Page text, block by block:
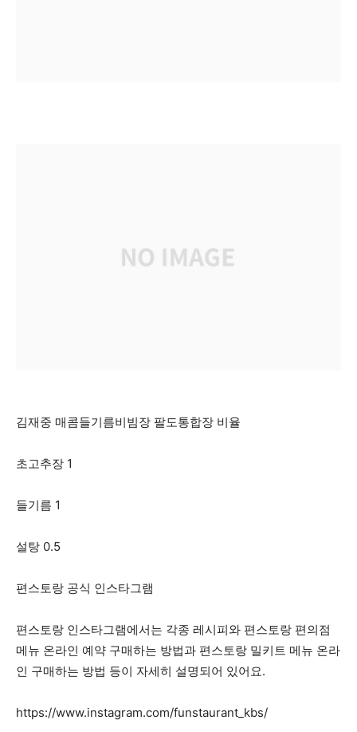
김재중 매콤들기름비빔장 팔도통합장 비율
초고추장 1
들기름 1
설탕 0.5
편스토랑 공식 인스타그램
편스토랑 인스타그램에서는 각종 레시피와 편스토랑 편의점
메뉴 온라인 예약 구매하는 방법과 편스토랑 밀키트 메뉴 온라
인 구매하는 방법 등이 자세히 설명되어 있어요.
https://www.instagram.com/funstaurant_kbs/